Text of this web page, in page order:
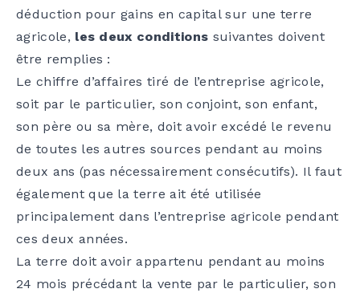
déduction pour gains en capital sur une terre
agricole, les deux conditions suivantes doivent
être remplies :
Le chiffre d’affaires tiré de l’entreprise agricole,
soit par le particulier, son conjoint, son enfant,
son père ou sa mère, doit avoir excédé le revenu
de toutes les autres sources pendant au moins
deux ans (pas nécessairement consécutifs). Il faut
également que la terre ait été utilisée
principalement dans l’entreprise agricole pendant
ces deux années.
La terre doit avoir appartenu pendant au moins
24 mois précédant la vente par le particulier, son